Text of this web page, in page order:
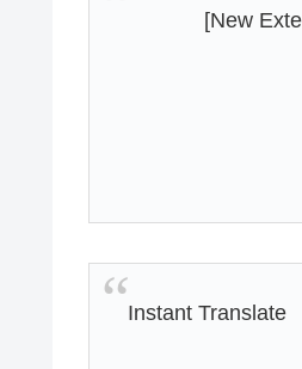
[New
Instant Translate